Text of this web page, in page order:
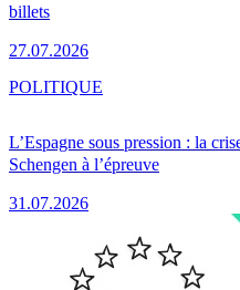
billets
27.07.2026
L’Espagne sous pression : la
Schengen à l’épreuve
31.07.2026
POLITIQUE